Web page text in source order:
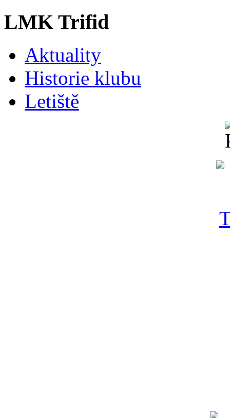
LMK Trifid
Aktuality
Historie klubu
Letiště